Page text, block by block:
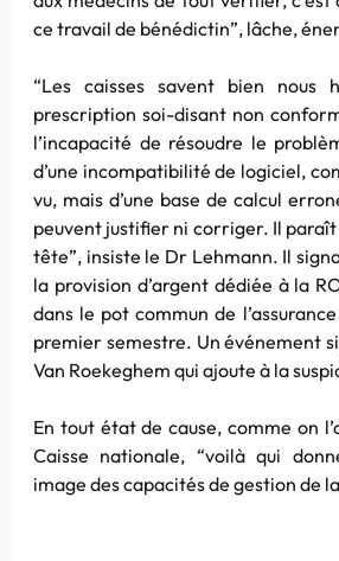
ce travail de bénédictin”, lâche,
“Les caisses savent bien nous
prescription soi-disant non
l’incapacité de résoudre le
d’une incompatibilité de logiciel,
vu, mais d’une base de calcul
peuvent justifier ni corriger. Il paraît
tête”, insiste le Dr Lehmann. Il
la provision d’argent dédiée à la
dans le pot commun de
premier semestre. Un événement
Van Roekeghem qui ajoute à la
En tout état de cause, comme on
Caisse nationale, “voilà qui
image des capacités de gestion de